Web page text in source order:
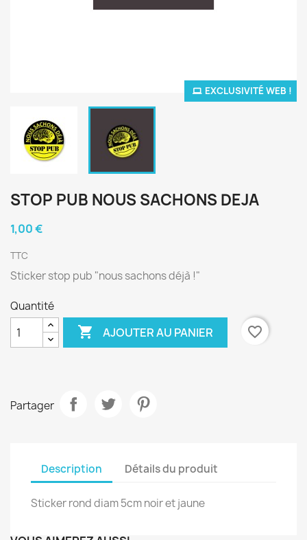
EXCLUSIVITÉ WEB !
STOP PUB NOUS SACHONS DEJA
1,00 €
TTC
Sticker stop pub "nous sachons déjà !"
Quantité
 AJOUTER AU PANIER favorite_border
Partager
Description Détails du produit
Sticker rond diam 5cm noir et jaune